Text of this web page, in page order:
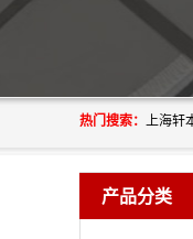
热门搜索：
产品分类